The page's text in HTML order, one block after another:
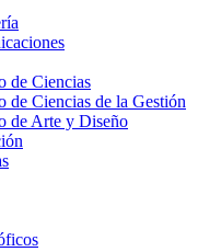
de Ciencias
de Ciencias de la Gestión
de Arte y Diseño